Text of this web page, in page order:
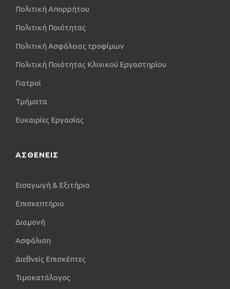
ορθοπαιδικούς: Di Giacomo, Campagnia, Taverna,
Παρακολούθησε επίσης και συμμετείχε
ενεργά σε μεγάλο αριθμό συνεδρίων με πρακτική
και του εσωτερικού, κι εξακολουθεί να
ενημερώνεται για όλες τις καινοτομίες που
πρωτοποριακά κέντρα του εξωτερικού.
Είναι μέλος της Ελληνικής Εταιρείας
Τραυματολογικής Εταιρείας Μακεδονίας – Θράκης
Στην ιατρική του φαρέτρα έχει μεγάλο
κακώσεις αθλητών υψηλού επιπέδου (Α΄ Εθνικής)
και υψηλών απαιτήσεων. Επαγγελματίες αθλητές,
την αποκατάστασή τους, ακόμα και σε ιδιαίτερα
δύσκολες και απαιτητικές καταστάσεις κι άπαντες
επίπεδο. Πληθώρα επεμβάσεων, αρθροσκοπικών
Πολιτική Απορρήτου
Πολιτική Ποιότητας
Πολιτική Ασφάλειας τροφίμων
Πολιτική Ποιότητας Κλινικού Εργαστηρίου
Γιατροί
Τμήματα
Ευκαιρίες Εργασίας
ΑΣΘΕΝΕΙΣ
Εισαγωγή & Εξιτήριο
Επισκεπτήριο
Διαμονή
Ασφάλιση
Διεθνείς Επισκέπτες
Τιμοκατάλογος